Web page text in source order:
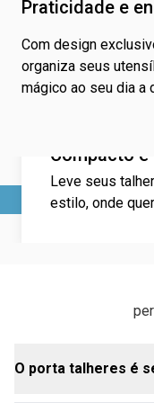
Praticidade e
Com design
organiza seus
mágico ao seu dia a
Compacto
Leve seus
estilo, onde
O porta talheres é